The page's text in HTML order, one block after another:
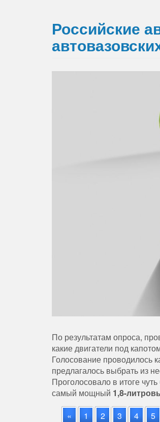
Российские
По результатам опроса,
какие двигатели под
Голосование проводилось
предлагалось выбрать из
Проголосовало в итоге
самый мощный 1,8-
«
1 2 3 4 5